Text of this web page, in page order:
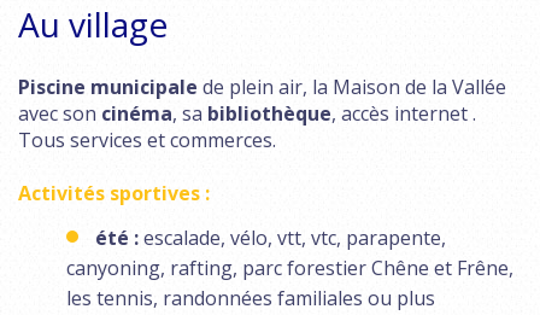
Au village
Piscine municipale de plein air, la Maison de la Vallée
avec son cinéma, sa bibliothèque, accès internet .
Tous services et commerces.
Activités sportives :
été :escalade, vélo, vtt, vtc, parapente,
canyoning, rafting, parc forestier Chêne et Frêne,
les tennis, randonnées familiales ou plus